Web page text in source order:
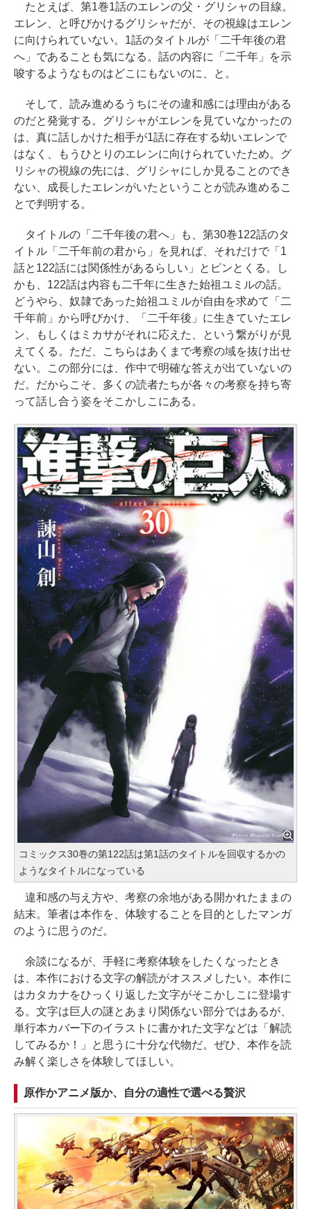
たとえば、第1巻1話のエレンの父・グリシャの目線。
エレン、と呼びかけるグリシャだが、その視線はエレン
に向けられていない。1話のタイトルが「二千年後の君
へ」であることも気になる。話の内容に「二千年」を示
唆するようなものはどこにもないのに、と。
そして、読み進めるうちにその違和感には理由がある
のだと発覚する。グリシャがエレンを見ていなかったの
は、真に話しかけた相手が1話に存在する幼いエレンで
はなく、もうひとりのエレンに向けられていたため。グ
リシャの視線の先には、グリシャにしか見ることのでき
ない、成長したエレンがいたということが読み進めるこ
とで判明する。
タイトルの「二千年後の君へ」も、第30巻122話のタ
イトル「二千年前の君から」を見れば、それだけで「1
話と122話には関係性があるらしい」とピンとくる。し
かも、122話は内容も二千年に生きた始祖ユミルの話。
どうやら、奴隷であった始祖ユミルが自由を求めて「二
千年前」から呼びかけ、「二千年後」に生きていたエレ
ン、もしくはミカサがそれに応えた、という繋がりが見
えてくる。ただ、こちらはあくまで考察の域を抜け出せ
ない。この部分には、作中で明確な答えが出ていないの
だ。だからこそ、多くの読者たちが各々の考察を持ち寄
って話し合う姿をそこかしこにある。
コミックス30巻の第122話は第1話のタイトルを回収するかの
ようなタイトルになっている
違和感の与え方や、考察の余地がある開かれたままの
結末。筆者は本作を、体験することを目的としたマンガ
のように思うのだ。
余談になるが、手軽に考察体験をしたくなったとき
は、本作における文字の解読がオススメしたい。本作に
はカタカナをひっくり返した文字がそこかしこに登場す
る。文字は巨人の謎とあまり関係ない部分ではあるが、
単行本カバー下のイラストに書かれた文字などは「解読
してみるか！」と思うに十分な代物だ。ぜひ、本作を読
み解く楽しさを体験してほしい。
原作かアニメ版か、自分の適性で選べる贅沢